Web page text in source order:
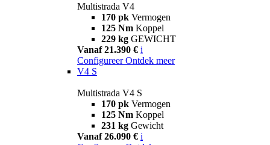
Multistrada V4
170 pk Vermogen
125 Nm Koppel
229 kg GEWICHT
Vanaf 21.390 € i
Configureer Ontdek meer
V4 S
Multistrada V4 S
170 pk Vermogen
125 Nm Koppel
231 kg Gewicht
Vanaf 26.090 € i